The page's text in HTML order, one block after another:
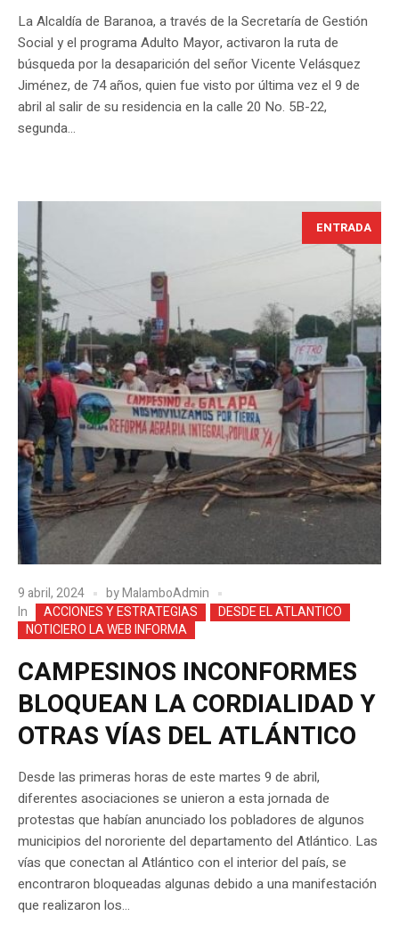
La Alcaldía de Baranoa, a través de la Secretaría de Gestión
Social y el programa Adulto Mayor, activaron la ruta de
búsqueda por la desaparición del señor Vicente Velásquez
Jiménez, de 74 años, quien fue visto por última vez el 9 de
abril al salir de su residencia en la calle 20 No. 5B-22,
segunda...
ENTRADA
9 abril, 2024 byMalamboAdmin
In
ACCIONES Y ESTRATEGIAS
DESDE EL ATLANTICO
NOTICIERO LA WEB INFORMA
CAMPESINOS INCONFORMES
BLOQUEAN LA CORDIALIDAD Y
OTRAS VÍAS DEL ATLÁNTICO
Desde las primeras horas de este martes 9 de abril,
diferentes asociaciones se unieron a esta jornada de
protestas que habían anunciado los pobladores de algunos
municipios del nororiente del departamento del Atlántico. Las
vías que conectan al Atlántico con el interior del país, se
encontraron bloqueadas algunas debido a una manifestación
que realizaron los...